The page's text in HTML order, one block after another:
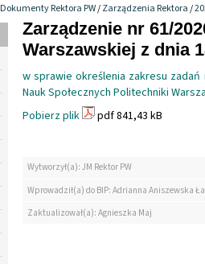
Dokumenty Rektora PW/Zarządzenia Rektora/
Zarządzenie nr 61/
Warszawskiej z dnia
w sprawie określenia zakresu
Nauk Społecznych Politechniki
Pobierz plik
pdf 841,43 kB
Wytworzył(a): JM Rektor PW
Wprowadził(a) do BIP: Adrianna Aniszewska
Zaktualizował(a): Agnieszka Maj